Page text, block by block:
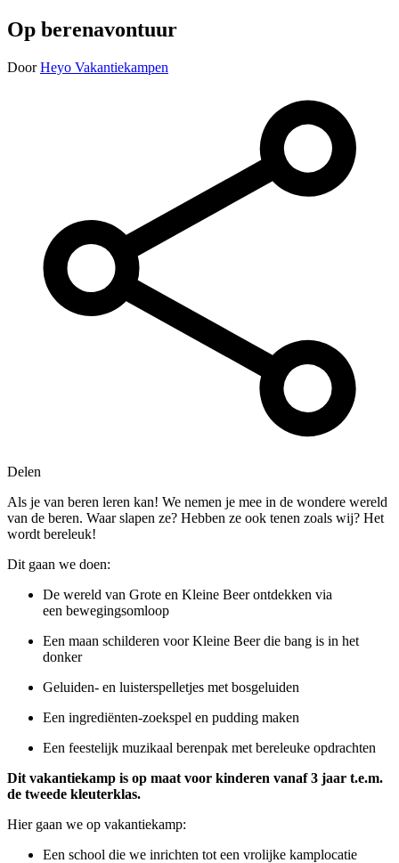
Op berenavontuur
Door Heyo Vakantiekampen
Delen
Als je van beren leren kan! We nemen je mee in de wondere wereld
van de beren. Waar slapen ze? Hebben ze ook tenen zoals wij? Het
wordt bereleuk!
Dit gaan we doen:
De wereld van Grote en Kleine Beer ontdekken via
een bewegingsomloop
Een maan schilderen voor Kleine Beer die bang is in het
donker
Geluiden- en luisterspelletjes met bosgeluiden
Een ingrediënten-zoekspel en pudding maken
Een feestelijk muzikaal berenpak met bereleuke opdrachten
Dit vakantiekamp is op maat voor kinderen vanaf 3 jaar t.e.m.
de tweede kleuterklas.
Hier gaan we op vakantiekamp:
Een school die we inrichten tot een vrolijke kamplocatie